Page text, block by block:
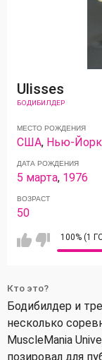
Ulisses
БОДИБИЛДЕР
МЕСТО РОЖДЕНИЯ
США, Нью-Йорк
ДАТА РОЖДЕНИЯ
5 марта, 1976
ВОЗРАСТ
50
100% (1
Кто это?
Бодибилдер и
несколько
MuscleMania
позировал для